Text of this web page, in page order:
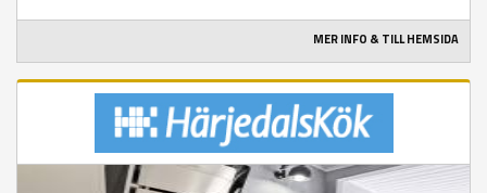
MER INFO & TILL HEMSIDA